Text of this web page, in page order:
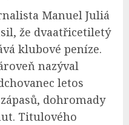
Manuel Juliá
že dvaatřicetiletý
klubové peníze.
nazýval
letos
dohromady
Titulového